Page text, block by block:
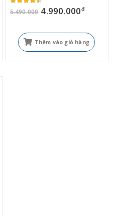
5.490.000 4.990.000đ
Thêm vào giỏ hàng